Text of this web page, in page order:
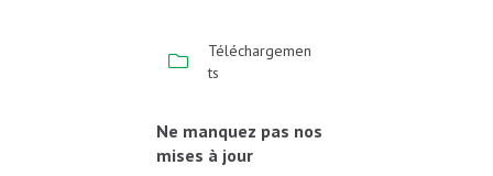
Téléchargemen
ts
Ne manquez pas nos
mises à jour